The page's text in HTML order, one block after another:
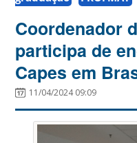
Coordenador
participa de
Capes em
11/04/2024 09:09